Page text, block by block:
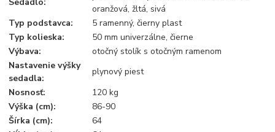
oranžová, žltá, sivá
Typ podstavca:
5 ramenný, čierny plast
Typ kolieska:
50 mm univerzálne, čierne
Výbava:
otočný stolík s otočným ramenom
Nastavenie výšky
sedadla:
plynový piest
Nosnosť:
120 kg
Výška (cm):
86-90
Šírka (cm):
64